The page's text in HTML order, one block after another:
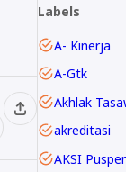
Labels
A- Kinerja
A-Gtk
Akhlak
akreditasi
AKSI